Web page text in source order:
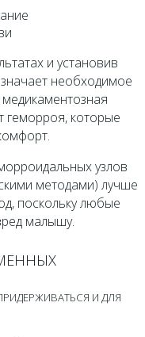
и установив
необходимое
геморроя, которые
узлов
методами) лучше
поскольку любые
малышу.
И ДЛЯ